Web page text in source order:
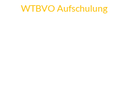
WTBVO Aufschulung